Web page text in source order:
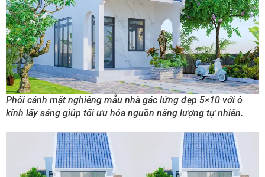
Phối cảnh mặt nghiêng mẫu nhà gác lửng đẹp 5×10 với ô
kính lấy sáng giúp tối ưu hóa nguồn năng lượng tự nhiên.